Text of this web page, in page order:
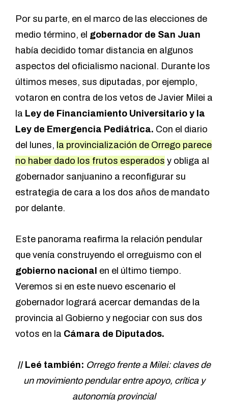
Por su parte, en el marco de las elecciones de
medio término, el gobernador de San Juan
había decidido tomar distancia en algunos
aspectos del oficialismo nacional. Durante los
últimos meses, sus diputadas, por ejemplo,
votaron en contra de los vetos de Javier Milei a
la Ley de Financiamiento Universitario y la
Ley de Emergencia Pediátrica. Con el diario
del lunes, la provincialización de Orrego parece
no haber dado los frutos esperados y obliga al
gobernador sanjuanino a reconfigurar su
estrategia de cara a los dos años de mandato
por delante.
Este panorama reafirma la relación pendular
que venía construyendo el orreguismo con el
gobierno nacional en el último tiempo.
Veremos si en este nuevo escenario el
gobernador logrará acercar demandas de la
provincia al Gobierno y negociar con sus dos
votos en la Cámara de Diputados.
// Leé también: Orrego frente a Milei: claves de
un movimiento pendular entre apoyo, crítica y
autonomía provincial